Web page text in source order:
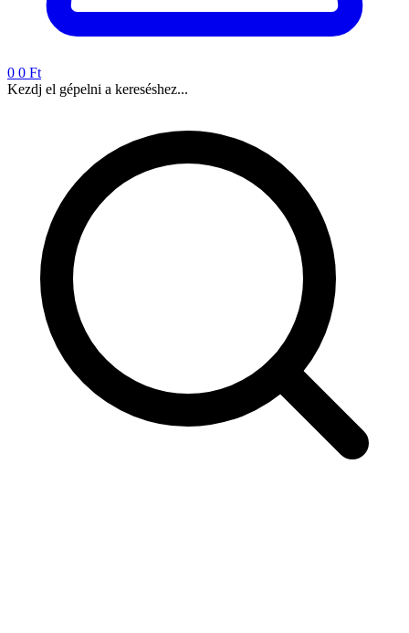
0 0 Ft
Kezdj el gépelni a kereséshez...